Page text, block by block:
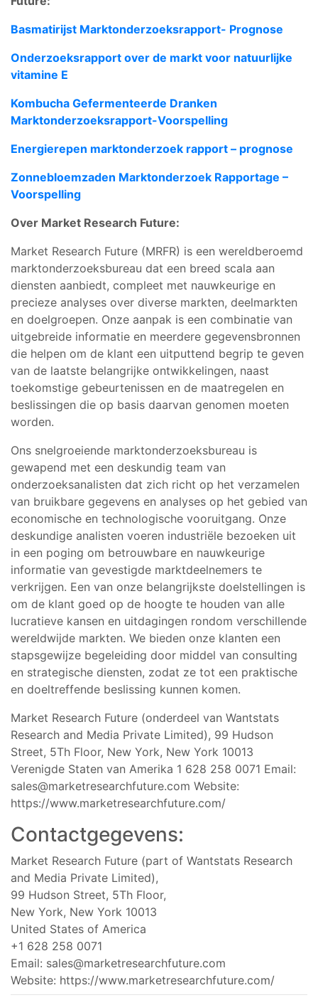
Basmatirijst Marktonderzoeksrapport- Prognose
Onderzoeksrapport over de markt voor natuurlijke
vitamine E
Kombucha Gefermenteerde Dranken
Marktonderzoeksrapport-Voorspelling
Energierepen marktonderzoek rapport – prognose
Zonnebloemzaden Marktonderzoek Rapportage –
Voorspelling
Over Market Research Future:
Market Research Future (MRFR) is een wereldberoemd
marktonderzoeksbureau dat een breed scala aan
diensten aanbiedt, compleet met nauwkeurige en
precieze analyses over diverse markten, deelmarkten
en doelgroepen. Onze aanpak is een combinatie van
uitgebreide informatie en meerdere gegevensbronnen
die helpen om de klant een uitputtend begrip te geven
van de laatste belangrijke ontwikkelingen, naast
toekomstige gebeurtenissen en de maatregelen en
beslissingen die op basis daarvan genomen moeten
worden.
Ons snelgroeiende marktonderzoeksbureau is
gewapend met een deskundig team van
onderzoeksanalisten dat zich richt op het verzamelen
van bruikbare gegevens en analyses op het gebied van
economische en technologische vooruitgang. Onze
deskundige analisten voeren industriële bezoeken uit
in een poging om betrouwbare en nauwkeurige
informatie van gevestigde marktdeelnemers te
verkrijgen. Een van onze belangrijkste doelstellingen is
om de klant goed op de hoogte te houden van alle
lucratieve kansen en uitdagingen rondom verschillende
wereldwijde markten. We bieden onze klanten een
stapsgewijze begeleiding door middel van consulting
en strategische diensten, zodat ze tot een praktische
en doeltreffende beslissing kunnen komen.
Market Research Future (onderdeel van Wantstats
Research and Media Private Limited), 99 Hudson
Street, 5Th Floor, New York, New York 10013
Verenigde Staten van Amerika 1 628 258 0071 Email:
sales@marketresearchfuture.com Website:
https://www.marketresearchfuture.com/
Contactgegevens:
Market Research Future (part of Wantstats Research
and Media Private Limited),
99 Hudson Street, 5Th Floor,
New York, New York 10013
United States of America
+1 628 258 0071
Email: sales@marketresearchfuture.com
Website: https://www.marketresearchfuture.com/